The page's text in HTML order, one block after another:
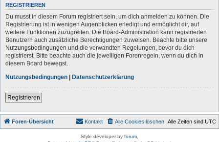
REGISTRIEREN
Du musst in diesem Forum registriert sein, um dich anmelden zu können. Die
Registrierung ist in wenigen Augenblicken erledigt und ermöglicht dir, auf
weitere Funktionen zuzugreifen. Die Board-Administration kann registrierten
Benutzern auch zusätzliche Berechtigungen zuweisen. Beachte bitte unsere
Nutzungsbedingungen und die verwandten Regelungen, bevor du dich
registrierst. Bitte beachte auch die jeweiligen Forenregeln, wenn du dich in
diesem Board bewegst.
Nutzungsbedingungen | Datenschutzerklärung
Registrieren
Foren-Übersicht Alle Zeiten sind UTC
Alle Cookies löschen
Kontakt
Style developer by forum